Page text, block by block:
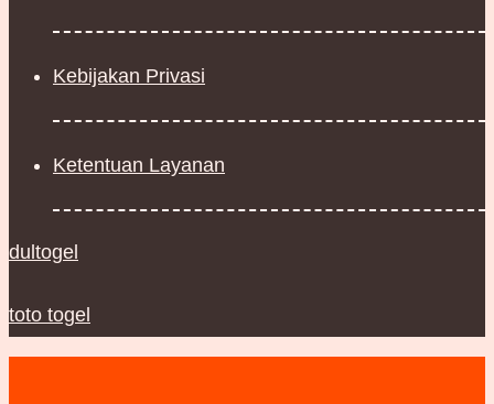
Kebijakan Privasi
Ketentuan Layanan
dultogel
toto togel